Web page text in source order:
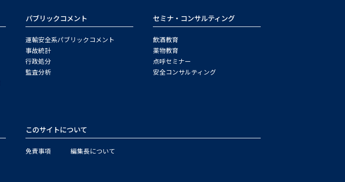
パブリックコメント
運輸安全系パブリックコメント
事故統計
行政処分
監査分析
セミナ・コンサルティング
飲酒教育
薬物教育
点呼セミナー
安全コンサルティング
このサイトについて
免責事項 編集長について